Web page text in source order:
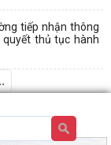
tiếp nhận thông
quyết thủ tục hành